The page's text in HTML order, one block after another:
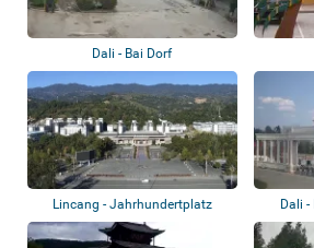
Dali - Bai Dorf
Lincang - Jahrhundertplatz
Dali -